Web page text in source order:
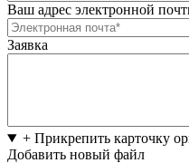
Ваш адрес электронной
Заявка
+ Прикрепить карточку
Добавить новый файл